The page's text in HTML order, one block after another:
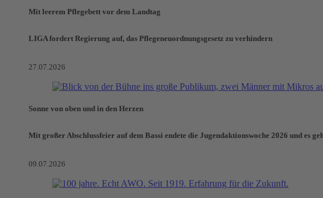
Mit leerem Pflegebett vor dem Landtag
LIGA fordert Regierung auf, das Pflegeneuordnungsgesetz zu verhindern
27.07.2026
Sonne von oben und in den Herzen
Mit großer Abschlussfeier auf dem Bassi endete die Jugendaktionswoche 2026 und es
09.07.2026